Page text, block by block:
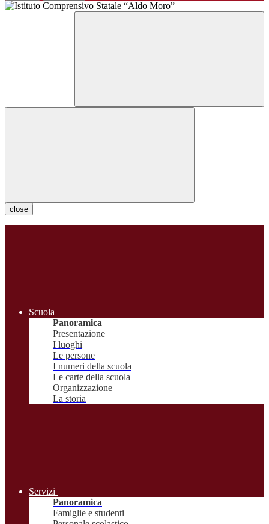
close
Scuola
Panoramica
Presentazione
I luoghi
Le persone
I numeri della scuola
Le carte della scuola
Organizzazione
La storia
Servizi
Panoramica
Famiglie e studenti